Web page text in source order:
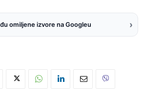
omiljene izvore na Googleu ›